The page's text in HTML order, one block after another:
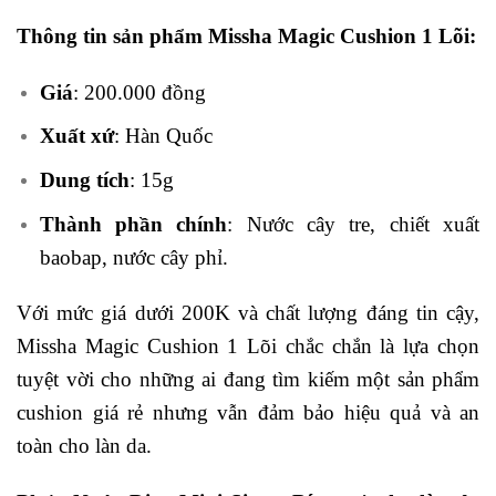
Thông tin sản phẩm Missha Magic Cushion 1 Lõi:
Giá: 200.000 đồng
Xuất xứ: Hàn Quốc
Dung tích: 15g
Thành phần chính: Nước cây tre, chiết xuất
baobap, nước cây phỉ.
Với mức giá dưới 200K và chất lượng đáng tin cậy,
Missha Magic Cushion 1 Lõi chắc chắn là lựa chọn
tuyệt vời cho những ai đang tìm kiếm một sản phẩm
cushion giá rẻ nhưng vẫn đảm bảo hiệu quả và an
toàn cho làn da.